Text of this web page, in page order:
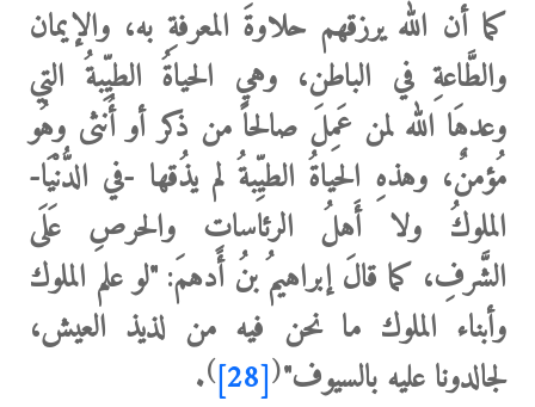
كما أن الله يرزقهم حلاوةَ المعرفةِ به، والإيمان
والطَّاعةِ في الباطن، وهي ‌الحياةُ ‌الطيِّبةُ ‌التي
‌وعدهَا ‌الله لمن عَمِلَ صالحاً من ذكر أو أُنثى وهُو
مُؤمنٌ، وهذهِ الحياةُ الطيِّبةُ لم يذُقها -في الدُّنْيَا-
الملوكُ ولا أَهلُ الرئاساتِ والحرصِ عَلَى
الشَّرفِ، كما قالَإبراهيمُ بنُ أَدهمَ: "لو علم الملوك
وأبناء الملوك ما نحن فيه من لذيذ العيش،
‌لجالدونا ‌عليه ‌بالسيوف"(
[28]
)
.